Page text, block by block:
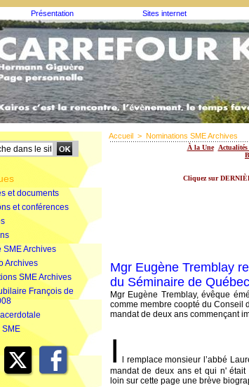
Présentation Sites internet
et documents
et conférences
SME Archives
Archives
SME Archives
François de
Accueil > Nominations SME Archives
À la Une Actualités
Cliquez sur
Mgr Eugène Tremblay
du Séminaire de Québec
Mgr Eugène Tremblay, évêque
comme membre coopté du Conseil
mandat de deux ans commençant
I
l remplace monsieur l’abbé
mandat de deux ans et qui n'
loin sur cette page une brève